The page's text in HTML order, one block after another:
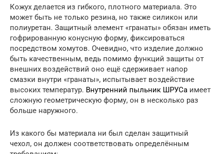
Кожух делается из гибкого, плотного материала. Это
может быть не только резина, но также силикон или
полиуретан. Защитный элемент «гранаты» обязан иметь
гофрированную конусную форму, фиксироваться
посредством хомутов. Очевидно, что изделие должно
быть качественным, ведь помимо функций защиты от
внешних воздействий оно ещё сдерживает напор
смазки внутри «гранаты», испытывает воздействие
высоких температур. Внутренний пыльник ШРУСа имеет
сложную геометрическую форму, он в несколько раз
больше наружного.
Из какого бы материала ни был сделан защитный
чехол, он должен соответствовать определённым